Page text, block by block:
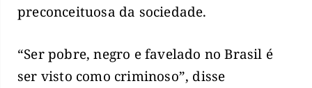
preconceituosa da sociedade.
“Ser pobre, negro e favelado no Brasil é
ser visto como criminoso”, disse